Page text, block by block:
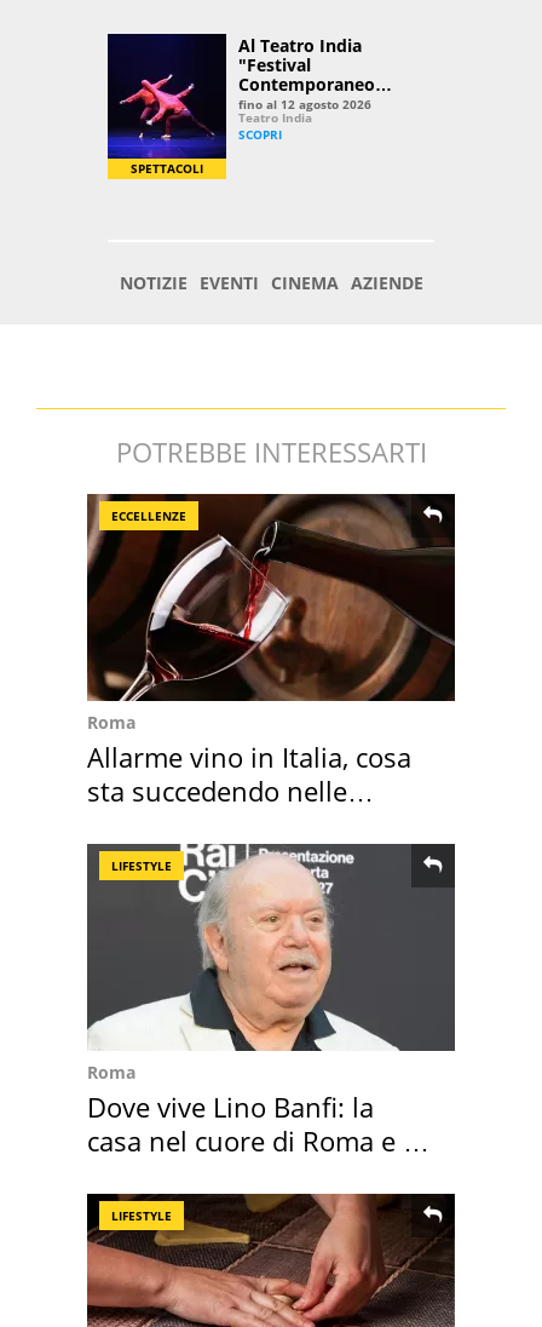
POTREBBE INTERESSARTI
ECCELLENZE
Roma
Allarme vino in Italia, cosa
sta succedendo nelle
LIFESTYLE
Roma
Dove vive Lino Banfi: la
casa nel cuore di Roma e i
LIFESTYLE